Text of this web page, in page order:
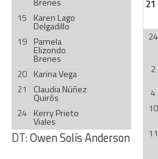
15 Karen Lago
Delgadillo
19 Pamela
Elizondo
Brenes
20 Karina Vega
21
Claudia Núñez
Quirós
24 Kerry Prieto
Viales
DT:Owen Solís Anderson
21
24
2
4
10
11